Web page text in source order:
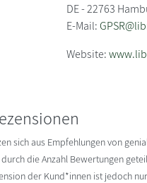
DE - 22763
E-Mail:
Website:
sich aus Empfehlungen von
die Anzahl Bewertungen
der Kund*innen ist jedoch